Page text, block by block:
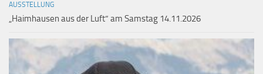
AUSSTELLUNG
„Haimhausen aus der Luft“ am Samstag 14.11.2026